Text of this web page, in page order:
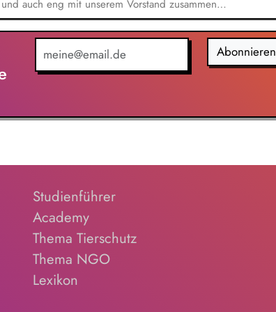
auch eng mit unserem Vorstand zusammen
die Umsetzung und das Wachstum des
Inhaltliche, strategische und organisatorische
Planung und Durchführung unserer
Veranstaltungen und Vorbereitung der
Abonnieren
Studienführer
Academy
Thema Tierschutz
Thema NGO
Lexikon